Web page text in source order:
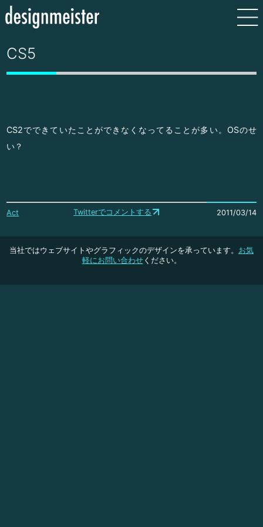
CS5
CS2でできていたことができなくなってることが多い。OSのせ
い？
Act Twitterでコメントする 2011/03/14
当社ではウェブサイトやグラフィックのデザインを承っています。 お気
軽にお問い合わせください。